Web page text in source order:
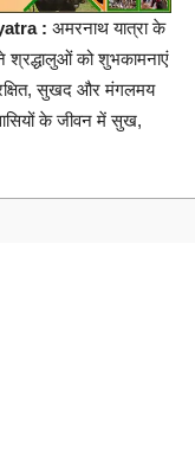
: अमरनाथ यात्रा के
श्रद्धालुओं को शुभकामनाएं
सुखद और मंगलमय
के जीवन में सुख,